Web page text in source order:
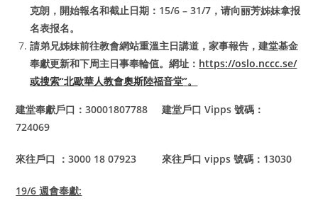
克朗，開始報名和截止日期：15/6 – 31/7，请向丽芳姊妹拿报
名表报名。
請弟兄姊妹前往教會網站重溫主日講道，家事報告，建堂基金
奉獻更新和下周主日事奉輪值。網址： https://oslo.nccc.se/
或搜索“北歐華人教會奧斯陸福音堂”。
建堂奉獻戶口：30001807788 建堂戶口 Vipps 號碼：
724069
來往戶口 ：3000 18 07923 來往戶口 vipps 號碼：13030
19/6週會奉獻: